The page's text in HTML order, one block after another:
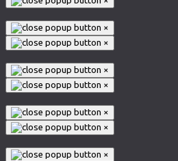
×
×
×
×
×
×
×